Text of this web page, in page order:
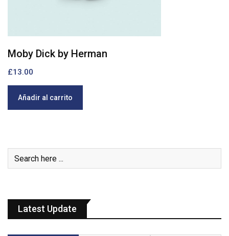
Moby Dick by Herman
£13.00
Añadir al carrito
Latest Update